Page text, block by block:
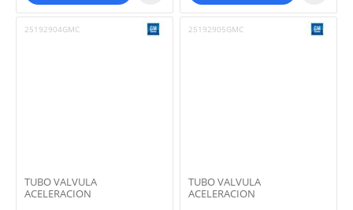
25192904GMC
TUBO VALVULA
ACELERACION
25192905GMC
TUBO VALVULA
ACELERACION